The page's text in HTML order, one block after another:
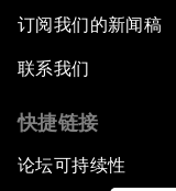
订阅我们的新闻稿
联系我们
快捷链接
论坛可持续性